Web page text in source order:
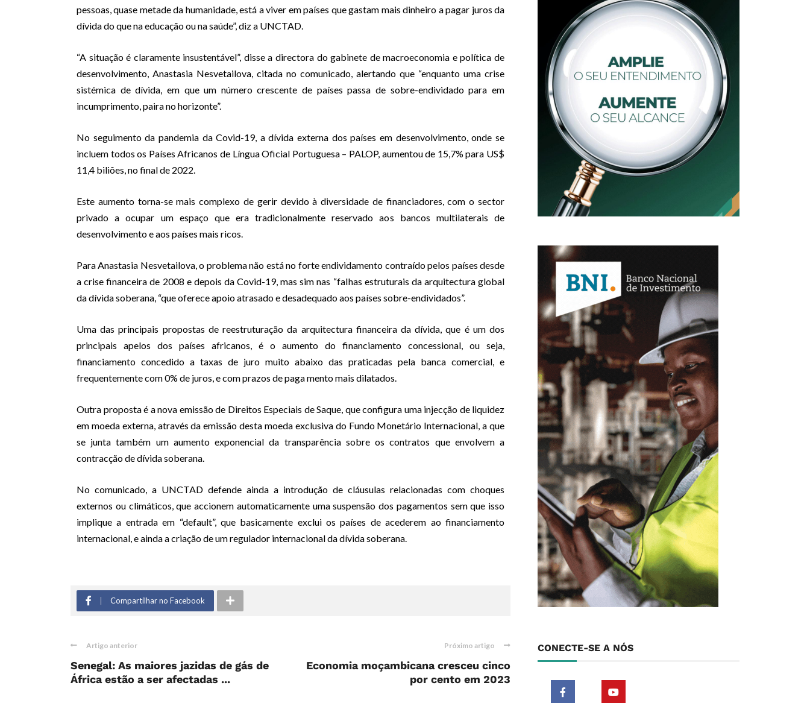
pessoas, quase metade da humanidade, está a viver em países que gastam mais dinheiro a pagar juros da
dívida do que na educação ou na saúde”, diz a UNCTAD.
“A situação é claramente insustentável”, disse a directora do gabinete de macroeconomia e política de
desenvolvimento, Anastasia Nesvetailova, citada no comunicado, alertando que “enquanto uma crise
sistémica de dívida, em que um número crescente de países passa de sobre-endividado para em
incumprimento, paira no horizonte”.
No seguimento da pandemia da Covid-19, a dívida externa dos países em desenvolvimento, onde se
incluem todos os Países Africanos de Língua Oficial Portuguesa – PALOP, aumentou de 15,7% para US$
11,4 biliões, no final de 2022.
Este aumento torna-se mais complexo de gerir devido à diversidade de financiadores, com o sector
privado a ocupar um espaço que era tradicionalmente reservado aos bancos multilaterais de
desenvolvimento e aos países mais ricos.
Para Anastasia Nesvetailova, o problema não está no forte endividamento contraído pelos países desde
a crise financeira de 2008 e depois da Covid-19, mas sim nas “faIhas estruturais da arquitectura global
da dívida soberana, “que oferece apoio atrasado e desadequado aos países sobre-endividados”.
Uma das principais propostas de reestruturação da arquitectura financeira da dívida, que é um dos
principais apelos dos países africanos, é o aumento do financiamento concessional, ou seja,
financiamento concedido a taxas de juro muito abaixo das praticadas pela banca comercial, e
frequentemente com 0% de juros, e com prazos de paga mento mais dilatados.
Outra proposta é a nova emissão de Direitos Especiais de Saque, que configura uma injecção de liquidez
em moeda externa, através da emissão desta moeda exclusiva do Fundo Monetário Internacional, a que
se junta também um aumento exponencial da transparência sobre os contratos que envolvem a
contracção de dívida soberana.
No comunicado, a UNCTAD defende ainda a introdução de cláusulas relacionadas com choques
externos ou climáticos, que accionem automaticamente uma suspensão dos pagamentos sem que isso
implique a entrada em “default”, que basicamente exclui os países de acederem ao financiamento
internacional, e ainda a criação de um regulador internacional da dívida soberana.
Compartilhar no Facebook
Artigo anterior
Senegal: As maiores jazidas de gás de
África estão a ser afectadas ...
Próximo artigo
Economia moçambicana cresceu cinco
por cento em 2023
CONECTE-SE A NÓS